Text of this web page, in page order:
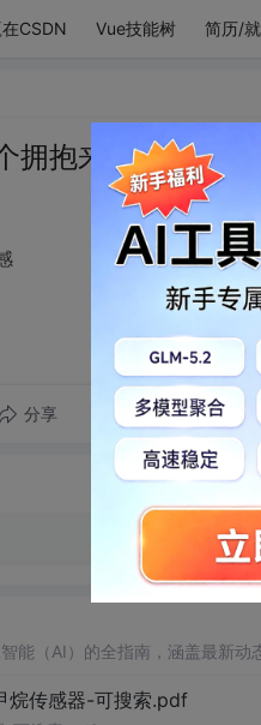
CSDN Vue技能树 简历/
抱来的有安全感
分享 转发到动态
能（AI）的全指南，涵盖最新动
烷传感器-可搜索.pdf